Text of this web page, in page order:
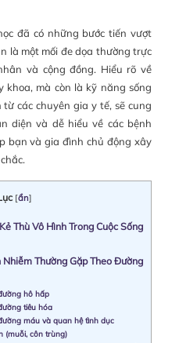
đã có những bước tiến vượt
là một mối đe dọa thường trực
và cộng đồng. Hiểu rõ về
khoa, mà còn là kỹ năng sống
các chuyên gia y tế, sẽ cung
diện và dễ hiểu về các bệnh
bạn và gia đình chủ động xây
[ẩn]
Thù Vô Hình Trong Cuộc Sống
Nhiễm Thường Gặp Theo Đường
hô hấp
tiêu hóa
máu và quan hệ tình dục
(muỗi, côn trùng)